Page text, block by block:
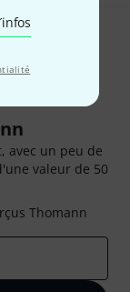
avec un peu de
valeur de 50
Thomann